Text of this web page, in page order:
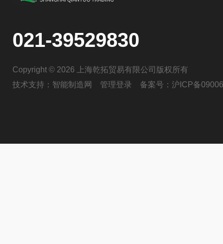
021-39529830
Copyright © 2026 上海乾拓贸易有限公司版权所有
技术支持： 智能制造网 管理登录 备案号： 沪ICP备